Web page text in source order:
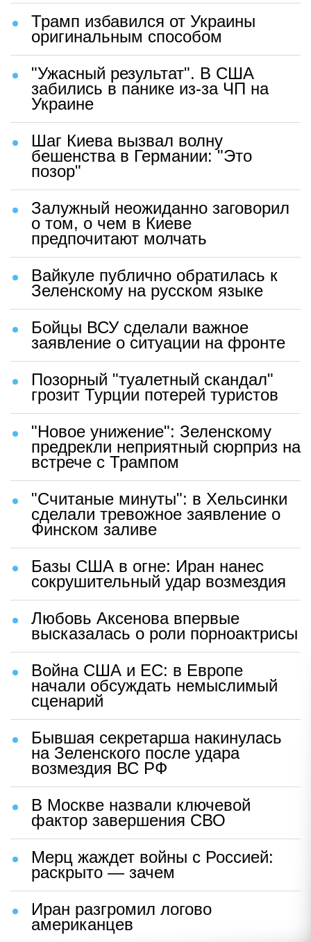
Трамп избавился от Украины
оригинальным способом
"Ужасный результат". В США
забились в панике из-за ЧП на
Украине
Шаг Киева вызвал волну
бешенства в Германии: "Это
позор"
Залужный неожиданно заговорил
о том, о чем в Киеве
предпочитают молчать
Вайкуле публично обратилась к
Зеленскому на русском языке
Бойцы ВСУ сделали важное
заявление о ситуации на фронте
Позорный "туалетный скандал"
грозит Турции потерей туристов
"Новое унижение": Зеленскому
предрекли неприятный сюрприз на
встрече с Трампом
"Считаные минуты": в Хельсинки
сделали тревожное заявление о
Финском заливе
Базы США в огне: Иран нанес
сокрушительный удар возмездия
Любовь Аксенова впервые
высказалась о роли порноактрисы
Война США и ЕС: в Европе
начали обсуждать немыслимый
сценарий
Бывшая секретарша накинулась
на Зеленского после удара
возмездия ВС РФ
В Москве назвали ключевой
фактор завершения СВО
Мерц жаждет войны с Россией:
раскрыто — зачем
Иран разгромил логово
американцев